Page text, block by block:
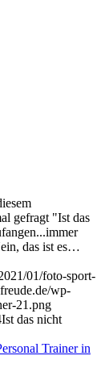
gefragt "Ist das
das ist es…
01/foto-sport-
wp-
21.png
Ist das nicht